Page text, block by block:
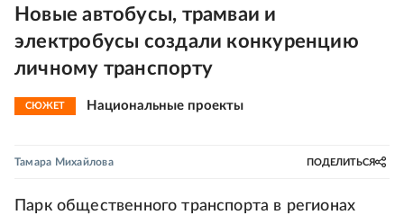
Новые автобусы, трамваи и
электробусы создали конкуренцию
личному транспорту
СЮЖЕТ Национальные проекты
Тамара Михайлова ПОДЕЛИТЬСЯ
Парк общественного транспорта в регионах